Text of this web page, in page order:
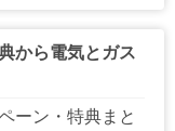
から電気とガス
ーン・特典まと